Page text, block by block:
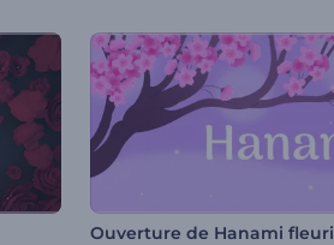
Ouverture de Hanami fleuri